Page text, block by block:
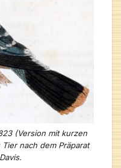
(Version mit kurzen
nach dem Präparat